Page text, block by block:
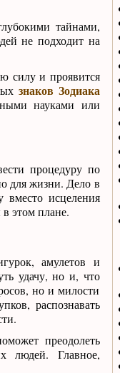
тайнами,
не подходит на
силу и проявится
знаков Зодиака
науками или
процедуру по
для жизни. Дело в
вместо исцеления
этом плане.
амулетов и
удачу, но и, что
но и милости
распознавать
преодолеть
людей. Главное,